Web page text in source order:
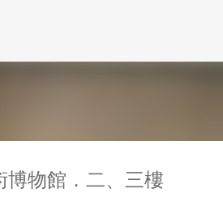
物館．二、三樓